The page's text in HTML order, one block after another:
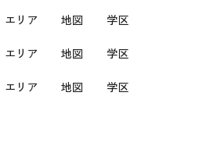
エリア 地図 学区
エリア 地図 学区
エリア 地図 学区